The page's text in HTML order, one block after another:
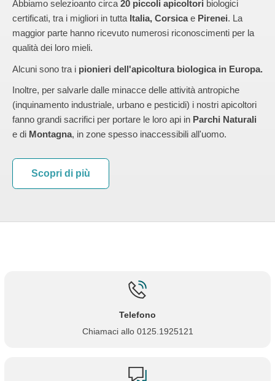
Abbiamo selezioanto circa 20 piccoli apicoltori biologici
certificati, tra i migliori in tutta Italia, Corsicae Pirenei. La
maggior parte hanno ricevuto numerosi riconoscimenti per la
qualità dei loro mieli.
Alcuni sono tra i pionieri dell'apicoltura biologica in Europa.
Inoltre, per salvarle dalle minacce delle attività antropiche
(inquinamento industriale, urbano e pesticidi) i nostri apicoltori
fanno grandi sacrifici per portare le loro api in Parchi Naturali
e di Montagna, in zone spesso inaccessibili all'uomo.
Scopri di più
Telefono
Chiamaci allo 0125.1925121